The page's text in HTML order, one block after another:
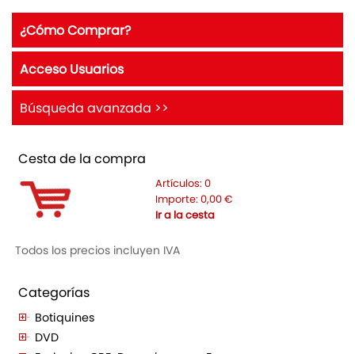
¿Cómo Comprar?
Acceso Usuarios
Búsqueda avanzada >>
Cesta de la compra
Artículos: 0
Importe: 0,00 €
Ir a la cesta
Todos los precios incluyen IVA
Categorías
Botiquines
DVD